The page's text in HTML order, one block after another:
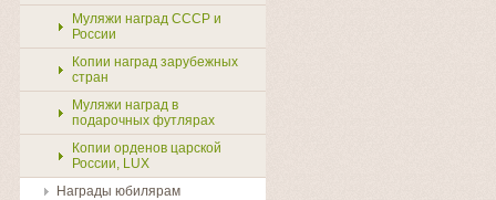
Муляжи наград СССР и
России
Копии наград зарубежных
стран
Муляжи наград в
подарочных футлярах
Копии орденов царской
России, LUX
Награды юбилярам